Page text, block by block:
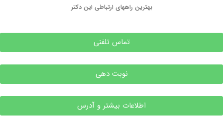
بهترین راههای ارتباطی این دکتر
تماس تلفنی
نوبت دهی
اطلاعات بیشتر و آدرس